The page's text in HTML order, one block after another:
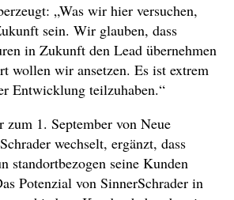
„Was wir hier versuchen,
sein. Wir glauben, dass
in Zukunft den Lead übernehmen
wollen wir ansetzen. Es ist extrem
Entwicklung teilzuhaben.“
zum 1. September von Neue
wechselt, ergänzt, dass
standortbezogen seine Kunden
Potenzial von SinnerSchrader in